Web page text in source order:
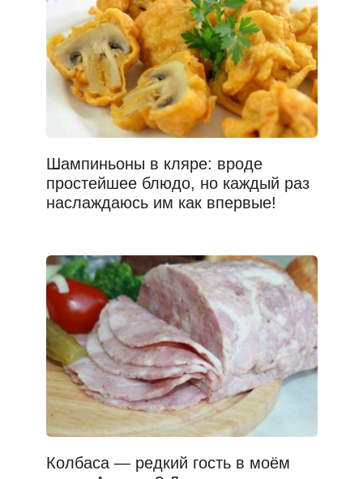
Шампиньоны в кляре: вроде
простейшее блюдо, но каждый раз
наслаждаюсь им как впервые!
Колбаса — редкий гость в моём